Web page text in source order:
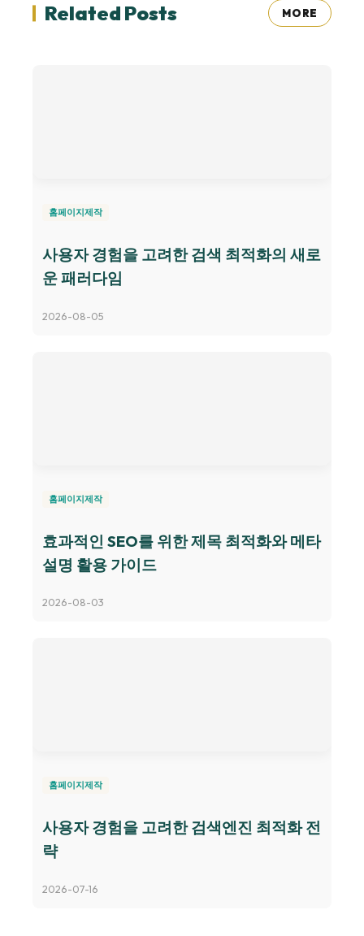
Related Posts MORE
홈페이지제작
사용자 경험을 고려한 검색 최적화의 새로
운 패러다임
2026-08-05
홈페이지제작
효과적인 SEO를 위한 제목 최적화와 메타
설명 활용 가이드
2026-08-03
홈페이지제작
사용자 경험을 고려한 검색엔진 최적화 전
략
2026-07-16